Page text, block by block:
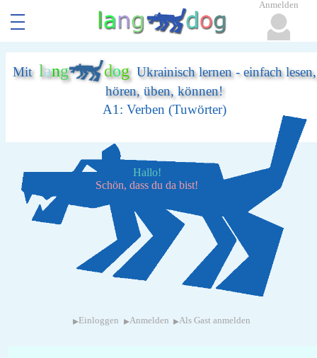
Mit lang dogUkrainisch lernen - einfach lesen,
hören, üben, können!
A1: Verben (Tuwörter)
Hallo!
Schön, dass du da bist!
▸ Einloggen ▸Anmelden ▸Als Gast anmelden
Anmelden